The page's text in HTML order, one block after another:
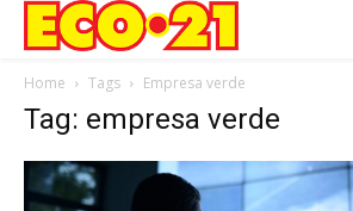
Home Tags Empresa verde
Tag: empresa verde